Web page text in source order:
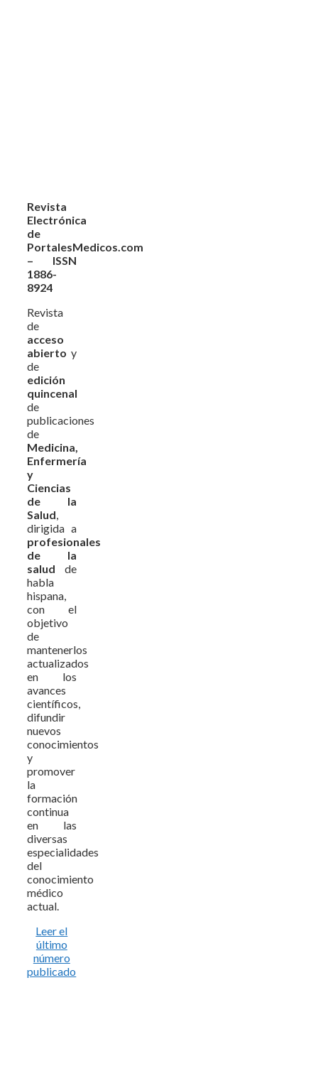
Revista
Electrónica
de
PortalesMedicos.com
– ISSN
1886-
8924
Revista
de
acceso
abierto y
de
edición
quincenal
de
publicaciones
de
Medicina,
Enfermería
y
Ciencias
de la
Salud,
dirigida a
profesionales
de la
salud de
habla
hispana,
con el
objetivo
de
mantenerlos
actualizados
en los
avances
científicos,
difundir
nuevos
conocimientos
y
promover
la
formación
continua
en las
diversas
especialidades
del
conocimiento
médico
actual.
Leer el
último
número
publicado